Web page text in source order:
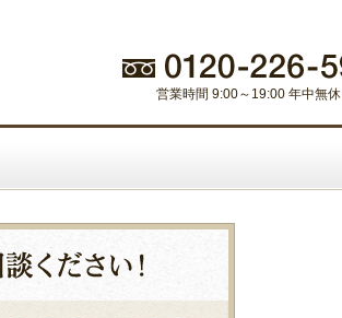
営業時間 9:00～19:00 年中無休